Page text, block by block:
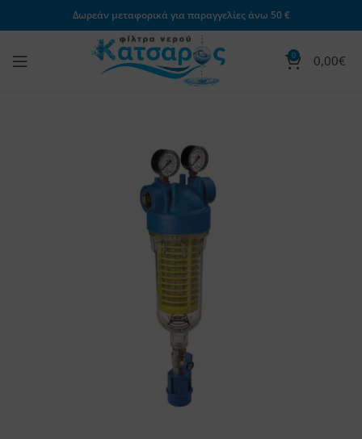
Δωρεάν μεταφορικά για παραγγελίες άνω 50 €
0 0,00€